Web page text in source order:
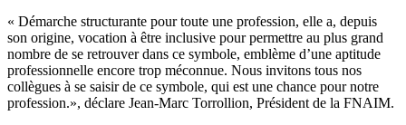
« Démarche structurante pour toute une profession, elle a, depuis
son origine, vocation à être inclusive pour permettre au plus grand
nombre de se retrouver dans ce symbole, emblème d’une aptitude
professionnelle encore trop méconnue. Nous invitons tous nos
collègues à se saisir de ce symbole, qui est une chance pour notre
profession.», déclare Jean-Marc Torrollion, Président de la FNAIM.